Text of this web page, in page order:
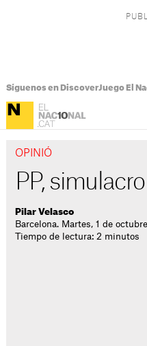
Síguenos en DiscoverJuego El
OPINIÓ
PP,
Pilar Velasco
Barcelona. Martes, 1 de
Tiempo de lectura: 2 minutos